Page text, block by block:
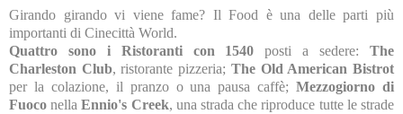
Girando girando vi viene fame? Il Food è una delle parti più
importanti di Cinecittà World.
Quattro sono i Ristoranti con 1540 posti a sedere:The
Charleston Club, ristorante pizzeria; The Old American Bistrot
per la colazione, il pranzo o una pausa caffè;Mezzogiorno di
Fuoco nellaEnnio's Creek, una strada che riproduce tutte le strade